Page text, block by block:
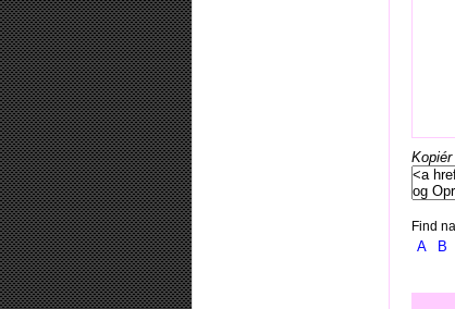
Find
A B